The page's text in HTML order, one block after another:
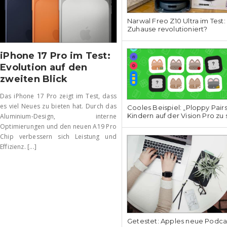
iPhone 17 Pro im Test:
Evolution auf den
zweiten Blick
Das iPhone 17 Pro zeigt im Test, dass
es viel Neues zu bieten hat. Durch das
Aluminium-Design, interne
Optimierungen und den neuen A19 Pro
Chip verbessern sich Leistung und
Effizienz. [...]
Narwal Freo Z10 Ultra im
Zuhause revolutioniert?
Cooles Beispiel: „Ploppy
Kindern auf der Vision Pro zu
Getestet: Apples neue